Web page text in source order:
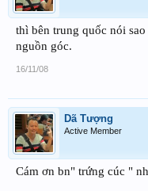
thì bên trung quốc nói
nguồn góc.
16/11/08
Dã Tượng
Active Member
Cám ơn bn" trứng cúc "